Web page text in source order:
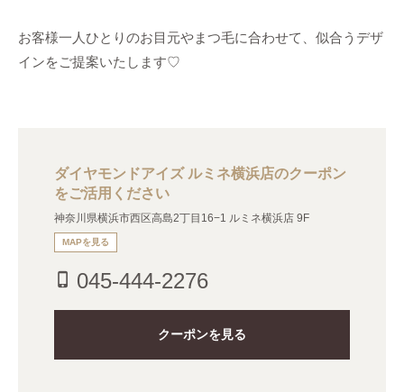
お客様一人ひとりのお目元やまつ毛に合わせて、似合うデザ
インをご提案いたします♡
ダイヤモンドアイズ ルミネ横浜店のクーポン
をご活用ください
神奈川県横浜市西区高島2丁目16−1 ルミネ横浜店 9F
MAPを見る
phone_iphone 045-444-2276
クーポンを見る